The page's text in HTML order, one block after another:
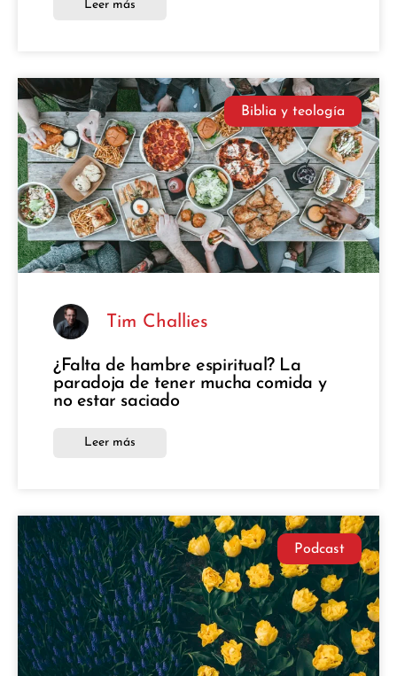
Leer más
Biblia y teología
Tim Challies
¿Falta de hambre espiritual? La
paradoja de tener mucha comida y
no estar saciado
Leer más
Podcast